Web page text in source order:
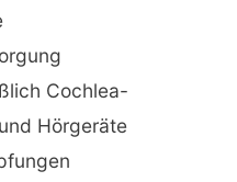
Cochlea-
Hörgeräte